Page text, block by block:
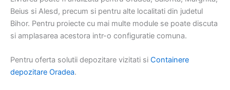
Beius si Alesd, precum si pentru alte localitati din judetul
Bihor. Pentru proiecte cu mai multe module se poate discuta
si amplasarea acestora intr-o configuratie comuna.
Pentru oferta solutii depozitare vizitati si Containere
depozitare Oradea.